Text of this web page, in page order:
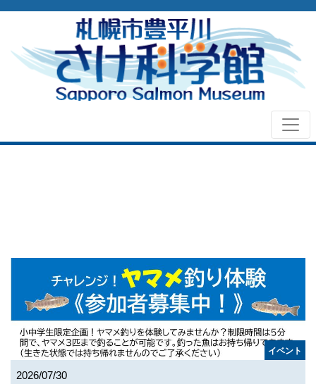
イベント
2026/07/30